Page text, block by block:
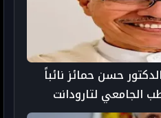
حسن حمائز نائباً
الجامعي لتارودانت